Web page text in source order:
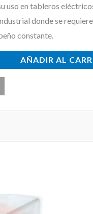
uso en tableros
donde se
constante.
AÑADIR AL